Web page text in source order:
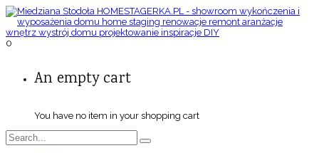
0
An empty cart
You have no item in your shopping cart